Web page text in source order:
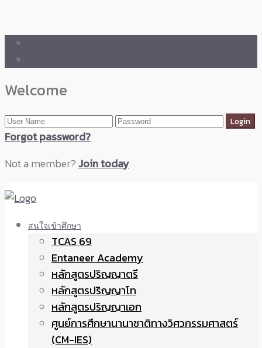
Welcome
Forgot password?
Not a member?Join today
สนใจเข้าศึกษา
TCAS 69
Entaneer Academy
หลักสูตรปริญญาตรี
หลักสูตรปริญญาโท
หลักสูตรปริญญาเอก
ศูนย์การศึกษานานาชาติทางวิศวกรรมศาสตร์
(CM-IES)